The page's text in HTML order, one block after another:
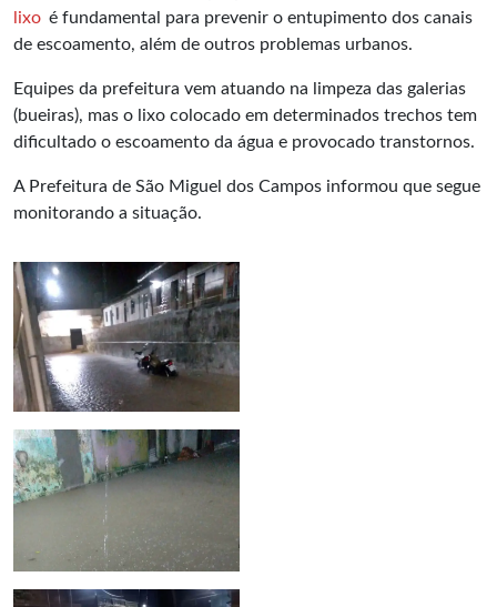
lixo é fundamental para prevenir o entupimento dos canais
de escoamento, além de outros problemas urbanos.
Equipes da prefeitura vem atuando na limpeza das galerias
(bueiras), mas o lixo colocado em determinados trechos tem
dificultado o escoamento da água e provocado transtornos.
A Prefeitura de São Miguel dos Campos informou que segue
monitorando a situação.